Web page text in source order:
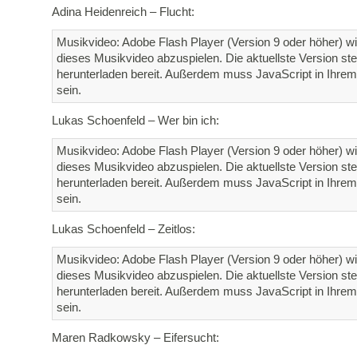
Adina Heidenreich – Flucht:
Musikvideo: Adobe Flash Player (Version 9 oder höher)
dieses Musikvideo abzuspielen. Die aktuellste Version
herunterladen bereit. Außerdem muss JavaScript in
sein.
Lukas Schoenfeld – Wer bin ich:
Musikvideo: Adobe Flash Player (Version 9 oder höher)
dieses Musikvideo abzuspielen. Die aktuellste Version
herunterladen bereit. Außerdem muss JavaScript in
sein.
Lukas Schoenfeld – Zeitlos:
Musikvideo: Adobe Flash Player (Version 9 oder höher)
dieses Musikvideo abzuspielen. Die aktuellste Version
herunterladen bereit. Außerdem muss JavaScript in
sein.
Maren Radkowsky – Eifersucht: